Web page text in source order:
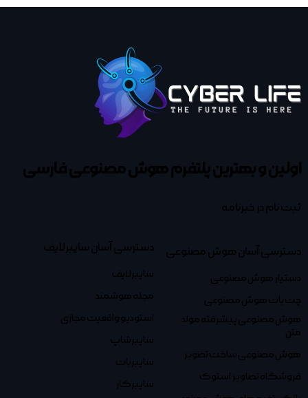
اولین و بهترین پلتفرمهوش مصنوعی فارسی
ثبت نام در خبرنامه
دسترسی آسان هوش مصنوعی
دستیار هوش مصنوعی
چت بات هوش مصنوعی
هوش مصنوعی پیشرفته مولد
متن
هوش مصنوعی ساخت تصویر
فروشگاه تصاویر استوک
دسترسی آسان سایبرلایف
سایبرلایف
مجله هوشمند
استودیو واقعیت مجازی
سایبرشاپ
سایبربات
سایبرکار